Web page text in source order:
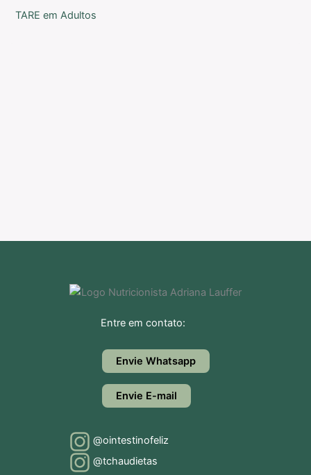
TARE em Adultos
Entre em contato:
Envie Whatsapp
Envie E-mail
@ointestinofeliz
@tchaudietas